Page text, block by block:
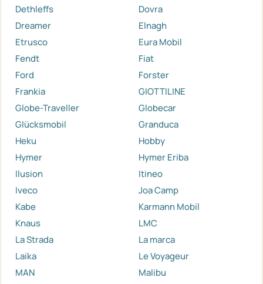
Dethleffs
Dovra
Dreamer
Elnagh
Etrusco
Eura Mobil
Fendt
Fiat
Ford
Forster
Frankia
GIOTTILINE
Globe-Traveller
Globecar
Glücksmobil
Granduca
Heku
Hobby
Hymer
Hymer Eriba
Ilusion
Itineo
Iveco
Joa Camp
Kabe
Karmann Mobil
Knaus
LMC
La Strada
La marca
Laika
Le Voyageur
MAN
Malibu